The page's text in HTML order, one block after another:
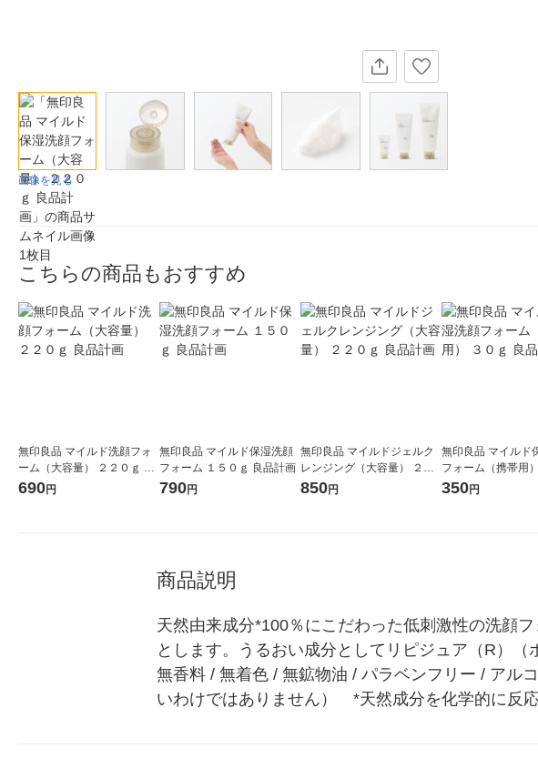
画像を見る
こちらの商品もおすすめ
無印良品 マイルド洗顔フォ
ーム（大容量） ２２０ｇ 良
品計画
690円
無印良品 マイルド保湿洗顔
フォーム １５０ｇ 良品計画
790円
無印良品 マイルドジェルク
レンジング（大容量） ２２
０ｇ 良品計画
850円
無印良品 マイルド
フォーム（携帯用
良品計画
350円
商品説明
天然由来成分*100％にこだわった低刺激性の洗顔
とします。うるおい成分としてリピジュア（R）
無香料 / 無着色 / 無鉱物油 / パラベンフリー / アル
いわけではありません）　*天然成分を化学的に反